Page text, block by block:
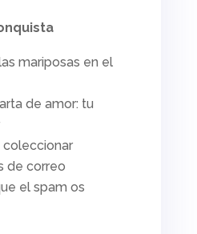
mariposas en el
de amor: tu
coleccionar
de correo
el spam os